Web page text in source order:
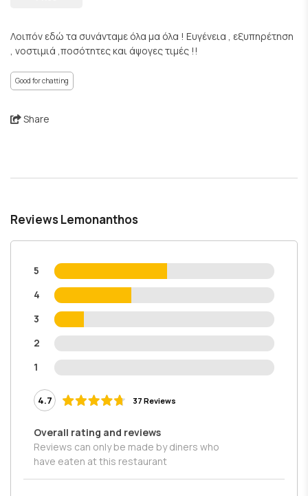
Λοιπόν εδώ τα συνάνταμε όλα μα όλα ! Ευγένεια , εξυπηρέτηση
, νοστιμιά ,ποσότητες και άψογες τιμές !!
Good for chatting
Share
Reviews Lemonanthos
5
4
3
2
1
4.7 37 Reviews
Overall rating and reviews
Reviews can only be made by diners who
have eaten at this restaurant